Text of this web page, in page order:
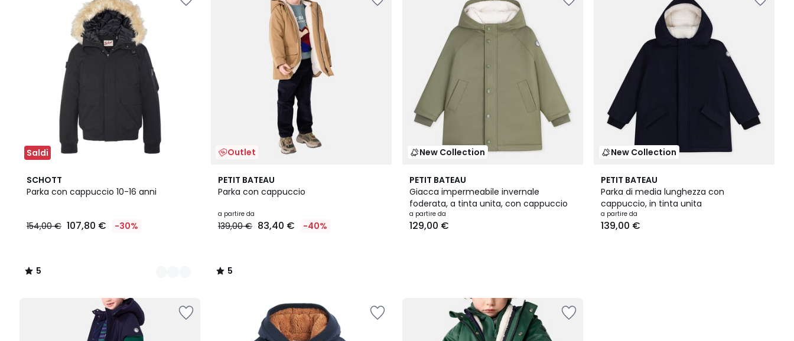
Saldi
SCHOTT
Parka con cappuccio 10-16 anni
154,00 € 107,80 € -30%
5
/
2
Colori
5
/
Outlet
PETIT BATEAU
Parka con cappuccio
a partire da
139,00 € 83,40 € -40%
5
/
5
/
New Collection
PETIT BATEAU
Giacca impermeabile invernale
foderata, a tinta unita, con cappuccio
a partire da
129,00 €
New Collection
PETIT BATEAU
Parka di media lunghezza con
cappuccio, in tinta unita
a partire da
139,00 €